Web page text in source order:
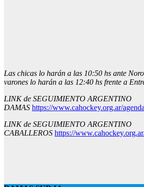
Las chicas lo harán a las 10:50 hs ante
varones lo harán a las 12:40 hs frente a
LINK de SEGUIMIENTO ARGENTINO
DAMAS https://www.cahockey.org.ar/
LINK de SEGUIMIENTO ARGENTINO
CABALLEROS https://